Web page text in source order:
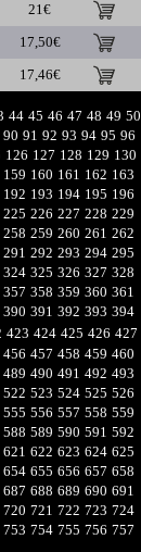
21€
17,50€
17,46€
44 45 46 47 48 49 50
90 91 92 93 94 95 96
126 127 128 129 130
159 160 161 162 163
192 193 194 195 196
225 226 227 228 229
258 259 260 261 262
291 292 293 294 295
324 325 326 327 328
357 358 359 360 361
390 391 392 393 394
423 424 425 426 427
456 457 458 459 460
489 490 491 492 493
522 523 524 525 526
555 556 557 558 559
588 589 590 591 592
621 622 623 624 625
654 655 656 657 658
687 688 689 690 691
720 721 722 723 724
753 754 755 756 757